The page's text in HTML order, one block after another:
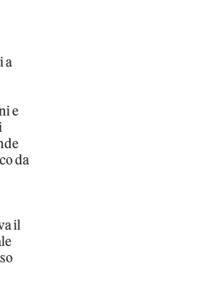
a
e
da
il